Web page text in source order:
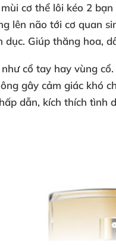
cơ thể lôi kéo 2
lên não tới cơ quan
Giúp thăng hoa,
cổ tay hay vùng cổ.
gây cảm giác khó
dẫn, kích thích tình